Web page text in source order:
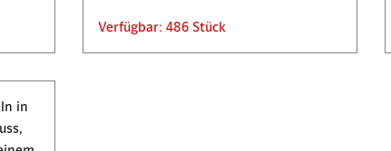
Verfügbar: 486 Stück